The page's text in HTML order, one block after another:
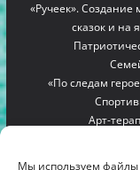
Мы используем файлы
«Ручеек».
сказок и на
«По следам
Арт-
Copyright ©